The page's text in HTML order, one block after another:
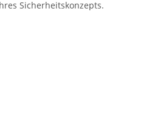
Sicherheitskonzepts.